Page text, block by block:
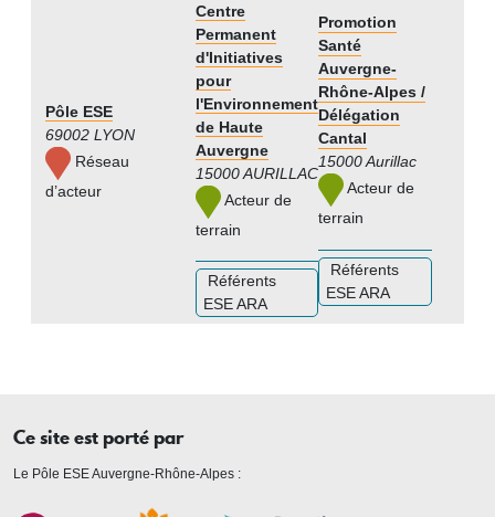
Pôle ESE
69002 LYON
Réseau
d’acteur
Centre
Permanent
d'Initiatives
pour
l'Environnement
de Haute
Auvergne
15000 AURILLAC
Acteur de
terrain
Référents
ESE ARA
Promotion
Santé
Auvergne-
Rhône-Alpes /
Délégation
Cantal
15000 Aurillac
Acteur de
terrain
Référents
ESE ARA
Ce site est porté par
Le Pôle ESE Auvergne-Rhône-Alpes :